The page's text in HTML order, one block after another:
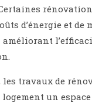
d’énergie et de
améliorant
les travaux de
un